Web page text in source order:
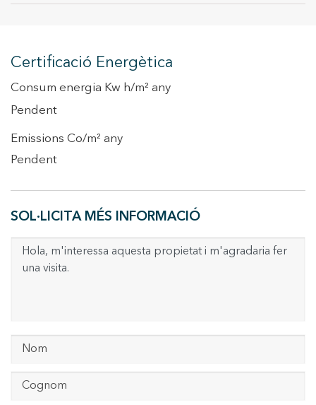
Certificació Energètica
Consum energia Kw h/m² any
Pendent
Emissions Co/m² any
Pendent
SOL·LICITA MÉS INFORMACIÓ